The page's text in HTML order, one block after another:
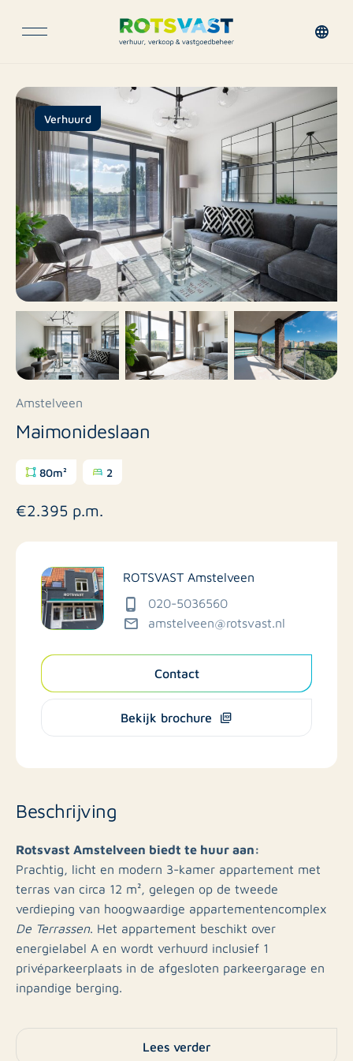
Verhuurd
Amstelveen
Maimonideslaan
80m² 2
€2.395 p.m.
ROTSVAST Amstelveen
020-5036560
amstelveen@rotsvast.nl
Contact
Bekijk brochure
Beschrijving
Rotsvast Amstelveen biedt te huur aan:
Prachtig, licht en modern 3-kamer appartement met
terras van circa 12 m², gelegen op de tweede
verdieping van hoogwaardige appartementencomplex
De Terrassen. Het appartement beschikt over
energielabel A en wordt verhuurd inclusief 1
privéparkeerplaats in de afgesloten parkeergarage en
inpandige berging.
*Foto's zijn ter impressie van een modelwoning.
Appartement wordt kaal aangeboden; excl. vloer-,
Lees verder